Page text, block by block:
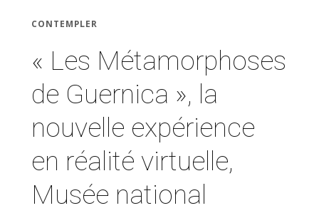
CONTEMPLER
« Les Métamorphoses
de Guernica », la
nouvelle expérience
en réalité virtuelle,
Musée national